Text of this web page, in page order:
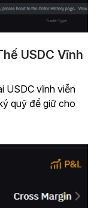
USDC Vĩnh
USDC vĩnh viễn
quỹ để giữ cho